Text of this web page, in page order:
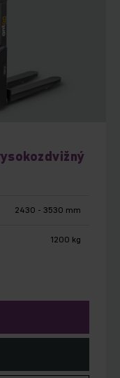
2430 - 3530 mm
1200 kg